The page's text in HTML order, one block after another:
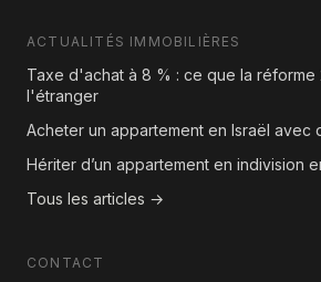
ACTUALITÉS IMMOBILIÈRES
Taxe d'achat à 8 % : ce que la
l'étranger
Acheter un appartement en Israël avec
Hériter d’un appartement en indivision
Tous les articles →
CONTACT